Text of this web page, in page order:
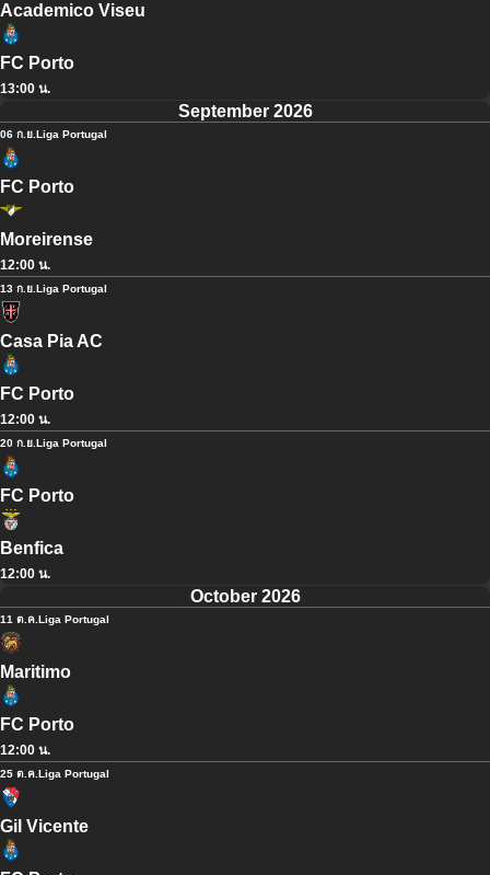
Academico Viseu
FC Porto
13:00 น.
September 2026
06 ก.ย. Liga Portugal
FC Porto
Moreirense
12:00 น.
13 ก.ย. Liga Portugal
Casa Pia AC
FC Porto
12:00 น.
20 ก.ย. Liga Portugal
FC Porto
Benfica
12:00 น.
October 2026
11 ต.ค. Liga Portugal
Maritimo
FC Porto
12:00 น.
25 ต.ค. Liga Portugal
Gil Vicente